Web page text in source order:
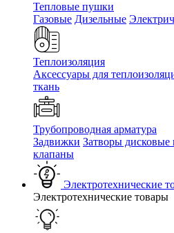
Тепловые пушки
Газовые Дизельные
Теплоизоляция
Аксессуары для
ткань
Трубопроводная арматура
Задвижки Затворы дисковые
клапаны
Электротехнические
Электротехнические товары